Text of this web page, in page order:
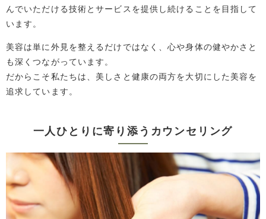
んでいただける技術とサービスを提供し続けることを目指して
います。
美容は単に外見を整えるだけではなく、心や身体の健やかさと
も深くつながっています。
だからこそ私たちは、美しさと健康の両方を大切にした美容を
追求しています。
一人ひとりに寄り添うカウンセリング